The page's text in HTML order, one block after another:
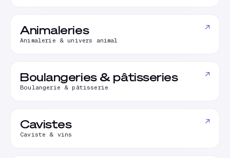
Animaleries
Animalerie & univers animal
↗
Boulangeries & pâtisseries
Boulangerie & pâtisserie
↗
Cavistes
Caviste & vins
↗